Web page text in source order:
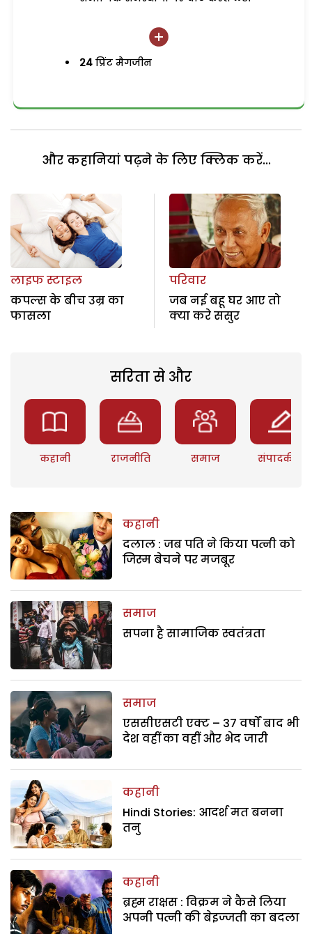
24 प्रिंट मैगजीन
और कहानियां पढ़ने के लिए क्लिक करें...
लाइफ स्टाइल
कपल्स के बीच उम्र का
फासला
परिवार
जब नई बहू घर आए तो
क्या करे ससुर
सरिता से और
कहानी राजनीति समाज संपादकीय
कहानी
दलाल : जब पति ने किया पत्नी को
जिस्म बेचने पर मजबूर
समाज
सपना है सामाजिक स्वतंत्रता
समाज
एससीएसटी एक्ट – 37 वर्षों बाद भी
देश वहीं का वहीं और भेद जारी
कहानी
Hindi Stories: आदर्श मत बनना
तनु
कहानी
ब्रह्म राक्षस : विक्रम ने कैसे लिया
अपनी पत्नी की बेइज्जती का बदला